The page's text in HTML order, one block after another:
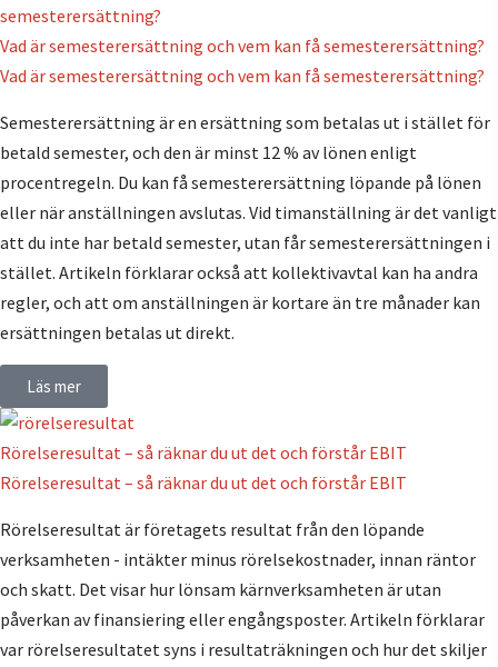
Vad är semesterersättning och vem kan få semesterersättning?
Vad är semesterersättning och vem kan få semesterersättning?
Semesterersättning är en ersättning som betalas ut i stället för
betald semester, och den är minst 12 % av lönen enligt
procentregeln. Du kan få semesterersättning löpande på lönen
eller när anställningen avslutas. Vid timanställning är det vanligt
att du inte har betald semester, utan får semesterersättningen i
stället. Artikeln förklarar också att kollektivavtal kan ha andra
regler, och att om anställningen är kortare än tre månader kan
ersättningen betalas ut direkt.
Läs mer
Rörelseresultat – så räknar du ut det och förstår EBIT
Rörelseresultat – så räknar du ut det och förstår EBIT
Rörelseresultat är företagets resultat från den löpande
verksamheten - intäkter minus rörelsekostnader, innan räntor
och skatt. Det visar hur lönsam kärnverksamheten är utan
påverkan av finansiering eller engångsposter. Artikeln förklarar
var rörelseresultatet syns i resultaträkningen och hur det skiljer